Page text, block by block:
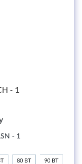
- 1
- 1
80 ВТ 90 ВТ